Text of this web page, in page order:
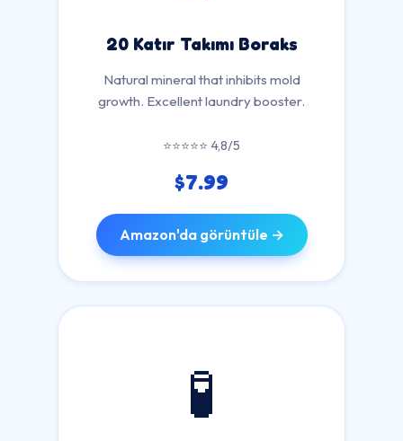
20 Katır Takımı Boraks
Natural mineral that inhibits mold
growth. Excellent laundry booster.
⭐⭐⭐⭐⭐ 4,8/5
$7.99
Amazon'da görüntüle →
🧪